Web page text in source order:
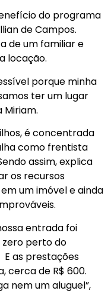
do programa
de Campos.
de um familiar e
locação.
porque minha
ter um lugar
Miriam.
é concentrada
como frentista
assim, explica
os recursos
um imóvel e ainda
entrada foi
zero perto do
as prestações
cerca de R$ 600.
nem um aluguel”,